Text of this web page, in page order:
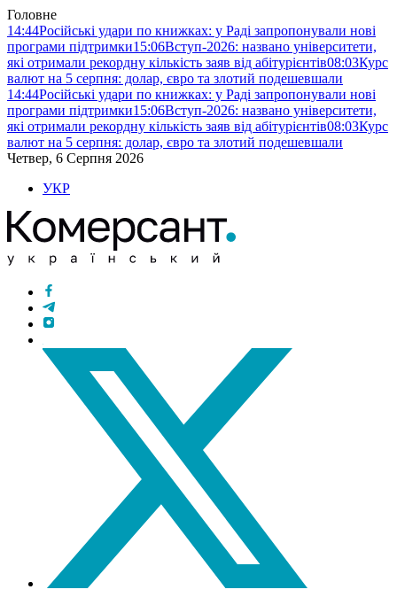
Головне
14:44Російські удари по книжках: у Раді запропонували нові
програми підтримки15:06Вступ-2026: названо університети,
які отримали рекордну кількість заяв від абітурієнтів08:03Курс
валют на 5 серпня: долар, євро та злотий подешевшали
14:44Російські удари по книжках: у Раді запропонували нові
програми підтримки15:06Вступ-2026: названо університети,
які отримали рекордну кількість заяв від абітурієнтів08:03Курс
валют на 5 серпня: долар, євро та злотий подешевшали
Четвер, 6 Серпня 2026
УКР